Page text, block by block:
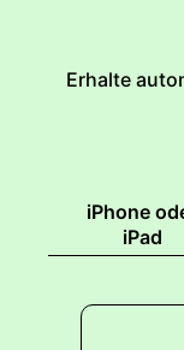
Erhalte
iPhone
iPad